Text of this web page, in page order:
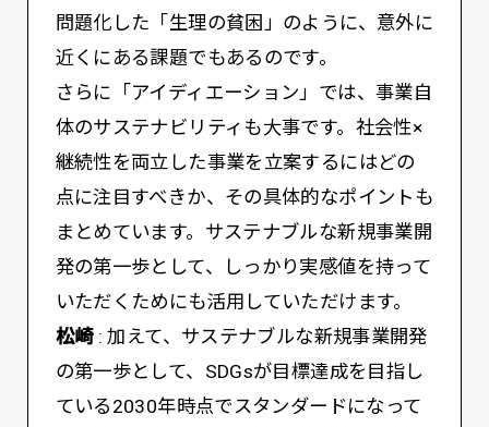
問題化した「生理の貧困」のように、意外に
近くにある課題でもあるのです。
さらに「アイディエーション」では、事業自
体のサステナビリティも大事です。社会性×
継続性を両立した事業を立案するにはどの
点に注目すべきか、その具体的なポイントも
まとめています。サステナブルな新規事業開
発の第一歩として、しっかり実感値を持って
いただくためにも活用していただけます。
松崎: 加えて、サステナブルな新規事業開発
の第一歩として、SDGsが目標達成を目指し
ている2030年時点でスタンダードになって